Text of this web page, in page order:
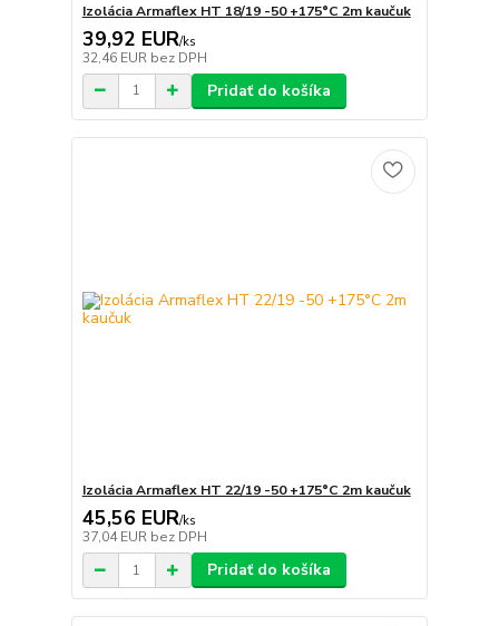
Izolácia Armaflex HT 18/19 -50 +175°C 2m kaučuk
39,92 EUR/ks
32,46 EUR bez DPH
Pridať do košíka
Izolácia Armaflex HT 22/19 -50 +175°C 2m kaučuk
45,56 EUR/ks
37,04 EUR bez DPH
Pridať do košíka